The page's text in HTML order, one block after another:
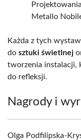
Metallo
Każda z tych
do sztuki świetlnej
tworzenia instalacji,
do refleksji.
Nagrody i
Olga Podfilipska-